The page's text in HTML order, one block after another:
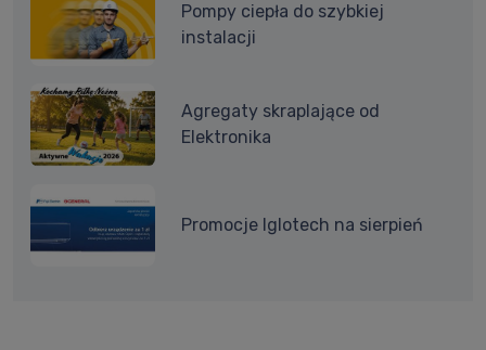
Pompy ciepła do szybkiej
instalacji
Agregaty skraplające od
Elektronika
Promocje Iglotech na sierpień